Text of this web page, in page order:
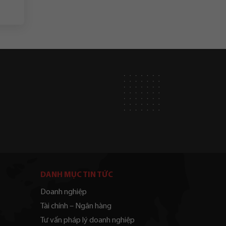
DANH MỤC TIN TỨC
Doanh nghiệp
Tài chính – Ngân hàng
Tư vấn pháp lý doanh nghiệp